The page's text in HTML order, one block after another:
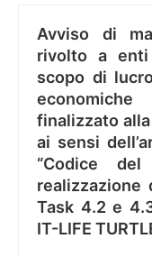
Avviso di
rivolto a
scopo di
finalizzato
ai sensi
“Codice
Task 4.2 e
IT-LIFE